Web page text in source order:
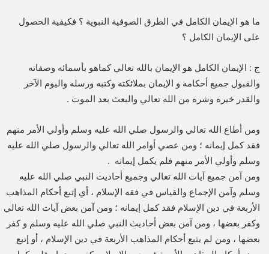
ما هو الإيمان الكامل في الطرق الصوفية النبوية ؟ فكيفية الحصول
على الإيمان الكامل ؟
ج : الإيمان الكامل هو الإيمان بالله تعالي كماهو بأسمائه وصفاته
والقبول جميع أحكامه و الإيمان بملائكته وكتبه ورسله واليوم الآخر
والقدر خيره وشره من الله تعالي والبعث بعد الموت .
ومن أطاع الله تعالي والرسول صلي الله عليه وسلم وأولي الأمر منهم
فقد كمل إيمانه ؛ ومن عصي أوامر الله تعالي والرسول صلي الله عليه
وسلم وأولي الأمر منهم فلم يكمل إيمانه .
ومن آمن جميع آيات الله تعالي وجميع أحاديث النبي صلي الله عليه
وسلم وآمن الإجماع والقياس في فقه الإسلام ، أي إتبع أحكام المذاهب
الأربعة في دين الإسلام فقد كمل إيمانه ؛ ومن آمن بعض آيات الله تعالي
وكفر بعضها ، ومن آمن بعض أحاديث النبي صلي الله عليه وسلم و كفر
بعضها ، ومن لم يتبع أحكام المذاهب الأربعة في دين الإسلام ، أو إتبع